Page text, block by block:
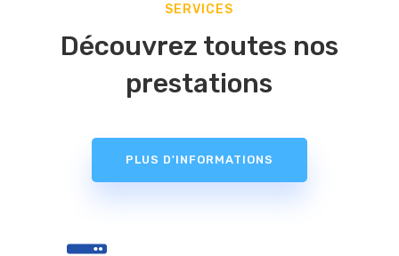
SERVICES
Découvrez toutes nos
prestations
PLUS D'INFORMATIONS